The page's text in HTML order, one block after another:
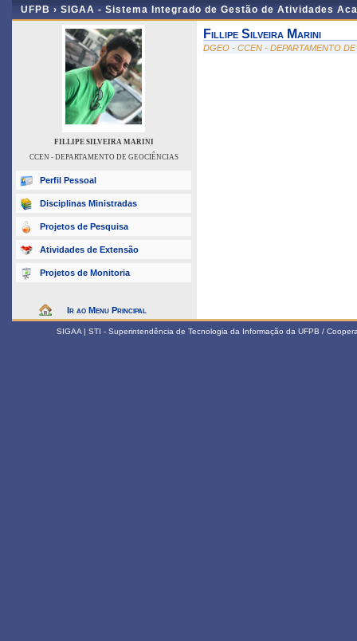
UFPB › SIGAA - Sistema Integrado de Gestão de Atividades
FILLIPE SILVEIRA MARINI
CCEN - DEPARTAMENTO DE GEOCIÊNCIAS
Perfil Pessoal
Disciplinas Ministradas
Projetos de Pesquisa
Atividades de Extensão
Projetos de Monitoria
Ir ao Menu Principal
Fillipe Silveira Marini
DGEO - CCEN - DEPARTAMENTO
SIGAA | STI - Superintendência de Tecnologia da Informação da UFPB /